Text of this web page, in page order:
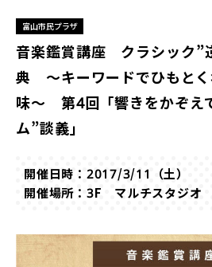
音楽鑑賞講座 クラシック”
典 〜キーワードでひもとく
味〜 第4回「響きをかぞえ
ム”談義」
富山市民プラザ
開催日時：2017/3/11（土）
開催場所：3F マルチスタジオ